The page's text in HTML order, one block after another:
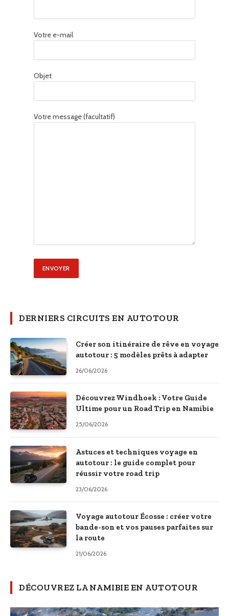
Votre e-mail
Objet
Votre message (facultatif)
DERNIERS CIRCUITS EN AUTOTOUR
Créer son itinéraire de rêve en voyage
autotour : 5 modèles prêts à adapter
26/06/2026
Découvrez Windhoek : Votre Guide
Ultime pour un Road Trip en Namibie
25/06/2026
Astuces et techniques voyage en
autotour : le guide complet pour
réussir votre road trip
23/06/2026
Voyage autotour Écosse : créer votre
bande-son et vos pauses parfaites sur
la route
21/06/2026
DÉCOUVREZ LA NAMIBIE EN AUTOTOUR